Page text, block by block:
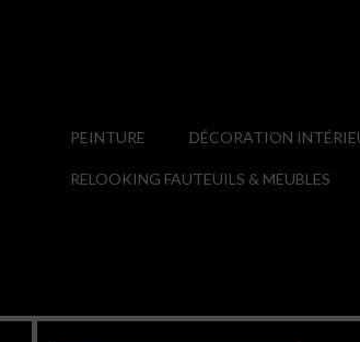
PEINTURE DÉCORATION
RELOOKING FAUTEUILS & MEUBLES